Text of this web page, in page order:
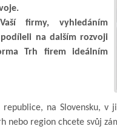
firmy, vyhledáním
na dalším rozvoji
Trh firem ideálním
na Slovensku, v
nebo region chcete svůj